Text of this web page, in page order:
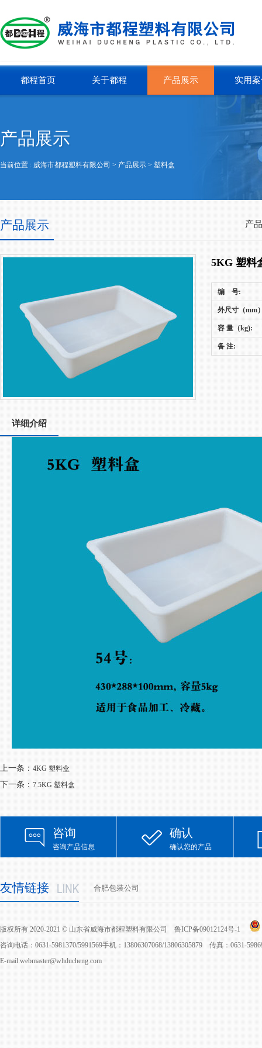
都程首页 关于都程 产品展示 实用
产品展示
当前位置 : 威海市都程塑料有限公司 > 产品展示 > 塑料盒
产品展示 产
5KG 塑料
编 号:
外尺寸（mm
容 量（kg):
备 注:
详细介绍
上一条： 4KG 塑料盒
下一条： 7.5KG 塑料盒
咨询
咨询产品信息
确认
确认您的产品
友情链接 合肥包装公司
版权所有 2020-2021 © 山东省威海市都程塑料有限公司 鲁ICP备09012124号-1
咨询电话：0631-5981370/5991569手机：13806307068/13806305879 传真：0631-
E-mail:webmaster@whducheng.com